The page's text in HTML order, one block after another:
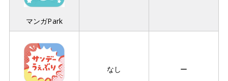
マンガPark
なし ー